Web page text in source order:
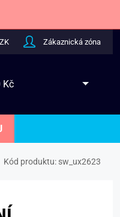
Zákaznická zóna
Kč
Kód produktu: sw_ux2623